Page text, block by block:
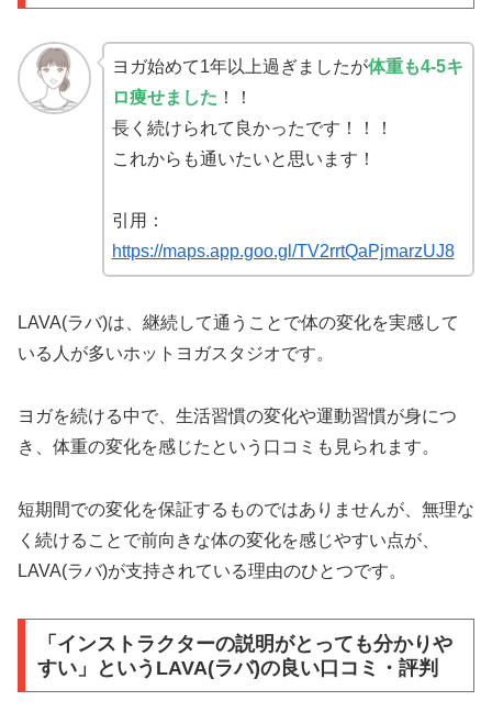
ヨガ始めて1年以上過ぎましたが体重も4-5キ
ロ痩せました ！！
長く続けられて良かったです！！！
これからも通いたいと思います！
引用：
https://maps.app.goo.gl/TV2rrtQaPjmarzUJ8
LAVA(ラバ)は、継続して通うことで体の変化を実感して
いる人が多いホットヨガスタジオです。
ヨガを続ける中で、生活習慣の変化や運動習慣が身につ
き、体重の変化を感じたという口コミも見られます。
短期間での変化を保証するものではありませんが、無理な
く続けることで前向きな体の変化を感じやすい点が、
LAVA(ラバ)が支持されている理由のひとつです。
「インストラクターの説明がとっても分かりや
すい」というLAVA(ラバ)の良い口コミ・評判